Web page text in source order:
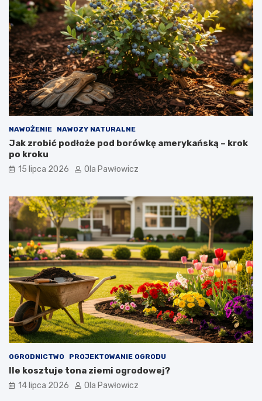
NAWOŻENIE NAWOZY NATURALNE
Jak zrobić podłoże pod borówkę amerykańską – krok
po kroku
15 lipca 2026 Ola Pawłowicz
OGRODNICTWO PROJEKTOWANIE OGRODU
Ile kosztuje tona ziemi ogrodowej?
14 lipca 2026 Ola Pawłowicz